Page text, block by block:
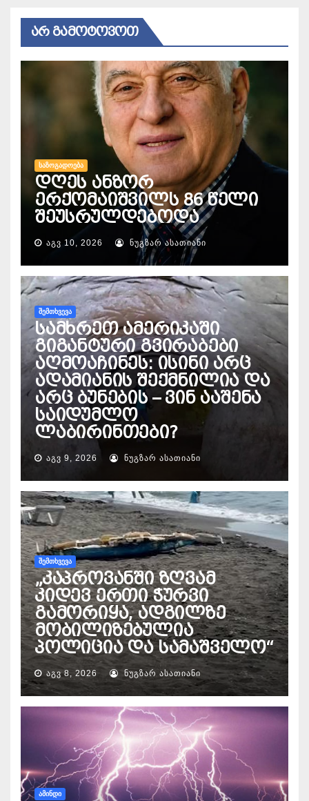
ᲐᲠ ᲒᲐᲛᲝᲢᲝᲕᲝᲗ
ᲡᲐᲖᲝᲒᲐᲓᲝᲔᲑᲐ
დღეს ანზორ
ერქომაიშვილს 86 წელი
შეუსრულდებოდა
ᲐᲒᲕ 10, 2026 ᲜᲣᲒᲖᲐᲠ ᲐᲡᲐᲗᲘᲐᲜᲘ
ᲨᲔᲛᲗᲮᲕᲔᲕᲐ
სამხრეთ ამერიკაში
გიგანტური გვირაბები
აღმოაჩინეს: ისინი არც
ადამიანის შექმნილია და
არც ბუნების – ვინ ააშენა
საიდუმლო
ლაბირინთები?
ᲐᲒᲕ 9, 2026 ᲜᲣᲒᲖᲐᲠ ᲐᲡᲐᲗᲘᲐᲜᲘ
ᲨᲔᲛᲗᲮᲕᲔᲕᲐ
„კაპროვანში ზღვამ
კიდევ ერთი ჭურვი
გამორიყა, ადგილზე
მობილიზებულია
პოლიცია და სამაშველო“
ᲐᲒᲕ 8, 2026 ᲜᲣᲒᲖᲐᲠ ᲐᲡᲐᲗᲘᲐᲜᲘ
ᲐᲛᲘᲜᲓᲘ